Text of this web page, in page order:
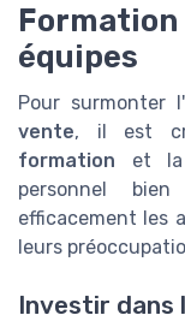
équipes
Pour surmonter
vente, il est
formation et
personnel
efficacement les
leurs
Investir dans